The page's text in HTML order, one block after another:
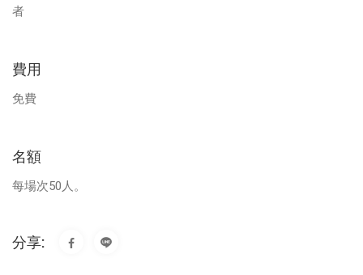
者
費用
免費
名額
每場次50人。
分享: